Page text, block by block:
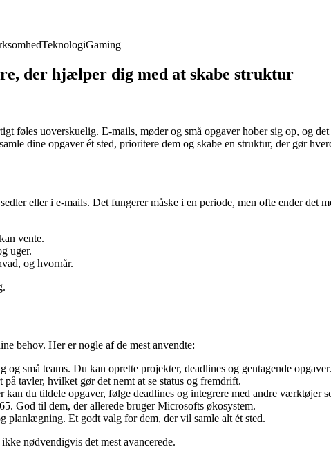
TeknologiGaming
der hjælper dig med at skabe struktur
føles uoverskuelig. E-mails, møder og små opgaver hober sig op, og
dine opgaver ét sted, prioritere dem og skabe en struktur, der gør
eller i e-mails. Det fungerer måske i en periode, men ofte ender det
vente.
uger.
og hvornår.
behov. Her er nogle af de mest anvendte:
små teams. Du kan oprette projekter, deadlines og gentagende opgaver.
tavler, hvilket gør det nemt at se status og fremdrift.
kan du tildele opgaver, følge deadlines og integrere med andre værktøjer
God til dem, der allerede bruger Microsofts økosystem.
planlægning. Et godt valg for dem, der vil samle alt ét sted.
nødvendigvis det mest avancerede.